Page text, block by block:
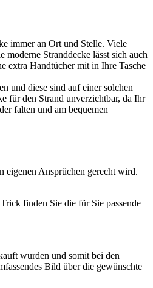
immer an Ort und Stelle. Viele
Stranddecke lässt sich auch
extra Handtücher mit in Ihre Tasche
und diese sind auf einer solchen
für den Strand unverzichtbar, da Ihr
falten und am bequemen
eigenen Ansprüchen gerecht wird.
finden Sie die für Sie passende
wurden und somit bei den
Bild über die gewünschte